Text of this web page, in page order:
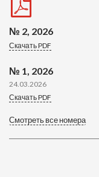
№ 2, 2026
Скачать PDF
№ 1, 2026
24.03.2026
Скачать PDF
Смотреть все номера